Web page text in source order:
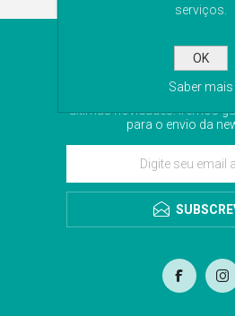
Subscreva a nossa
últimas novidades. Iremos
para o envio da
serviços.
OK
Saber mais